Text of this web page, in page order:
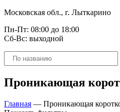
Московская обл., г. Лыткарино
Пн-Пт: 08:00 до 18:00
Сб-Вс: выходной
Поиск
товаров
Проникающая
Главная — Проникающая